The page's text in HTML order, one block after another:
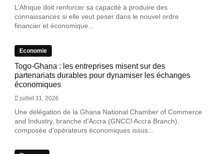
L’Afrique doit renforcer sa capacité à produire des
connaissances si elle veut peser dans le nouvel ordre
financier et économique...
Economie
Togo-Ghana : les entreprises misent sur des
partenariats durables pour dynamiser les échanges
économiques
juillet 31, 2026
Une délégation de la Ghana National Chamber of Commerce
and Industry, branche d'Accra (GNCCI Accra Branch),
composée d'opérateurs économiques issus...